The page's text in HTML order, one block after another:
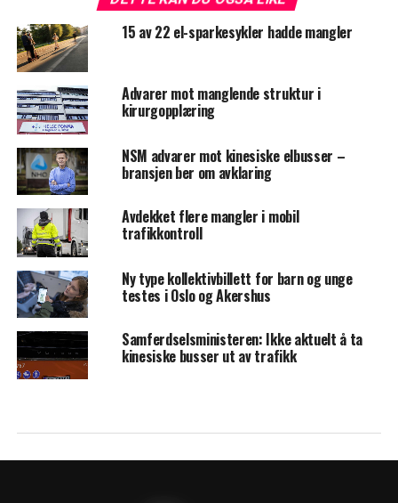
15 av 22 el-sparkesykler hadde mangler
Advarer mot manglende struktur i
kirurgopplæring
NSM advarer mot kinesiske elbusser –
bransjen ber om avklaring
Avdekket flere mangler i mobil
trafikkontroll
Ny type kollektivbillett for barn og unge
testes i Oslo og Akershus
Samferdselsministeren: Ikke aktuelt å ta
kinesiske busser ut av trafikk